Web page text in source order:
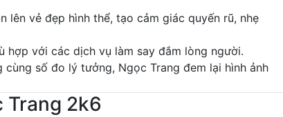
lên vẻ đẹp hình thể, tạo cảm giác quyến rũ, nhẹ
hợp với các dịch vụ làm say đắm lòng người.
số đo lý tưởng, Ngọc Trang đem lại hình ảnh
Trang 2k6